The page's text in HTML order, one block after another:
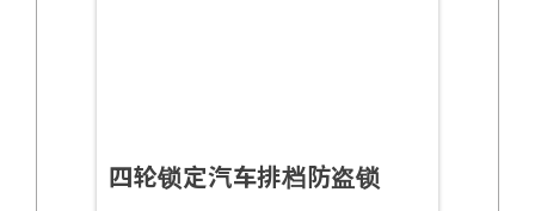
四轮锁定汽车排档防盗锁